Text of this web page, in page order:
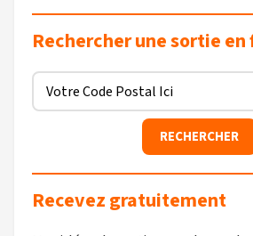
Rechercher une sortie
Recevez gratuitement